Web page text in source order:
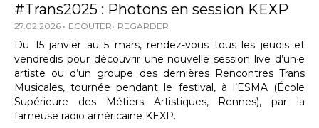
#Trans2025 : Photons en session KEXP
27.02.2026 ECOUTER REGARDER
Du 15 janvier au 5 mars, rendez-vous tous les jeudis et
vendredis pour découvrir une nouvelle session live d’un·e
artiste ou d’un groupe des dernières Rencontres Trans
Musicales, tournée pendant le festival, à l’ESMA (École
Supérieure des Métiers Artistiques, Rennes), par la
fameuse radio américaine KEXP.